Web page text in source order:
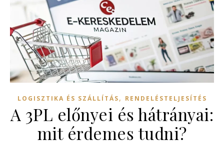
LOGISZTIKA ÉS SZÁLLÍTÁS, RENDELÉSTELJESÍTÉS
A 3PL előnyei és hátrányai:
mit érdemes tudni?